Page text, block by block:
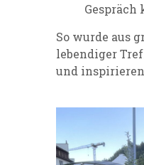
Gespräch
So wurde aus
lebendiger
und